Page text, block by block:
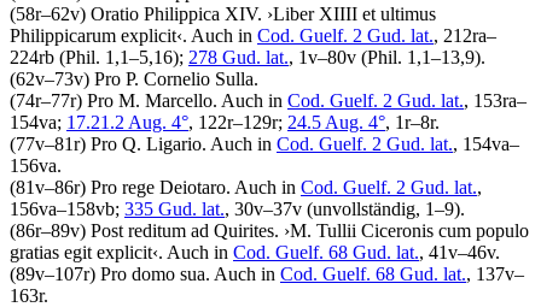
(58r–62v) Oratio Philippica XIV. ›Liber XIIII et ultimus
Philippicarum explicit‹. Auch in Cod. Guelf. 2 Gud. lat., 212ra–
224rb (Phil. 1,1–5,16); 278 Gud. lat., 1v–80v (Phil. 1,1–13,9).
(62v–73v) Pro P. Cornelio Sulla.
(74r–77r) Pro M. Marcello. Auch in Cod. Guelf. 2 Gud. lat., 153ra–
154va; 17.21.2 Aug. 4°, 122r–129r; 24.5 Aug. 4°, 1r–8r.
(77v–81r) Pro Q. Ligario. Auch in Cod. Guelf. 2 Gud. lat., 154va–
156va.
(81v–86r) Pro rege Deiotaro. Auch in Cod. Guelf. 2 Gud. lat.,
156va–158vb; 335 Gud. lat., 30v–37v (unvollständig, 1–9).
(86r–89v) Post reditum ad Quirites. ›M. Tullii Ciceronis cum populo
gratias egit explicit‹. Auch in Cod. Guelf. 68 Gud. lat., 41v–46v.
(89v–107r) Pro domo sua. Auch in Cod. Guelf. 68 Gud. lat., 137v–
163r.